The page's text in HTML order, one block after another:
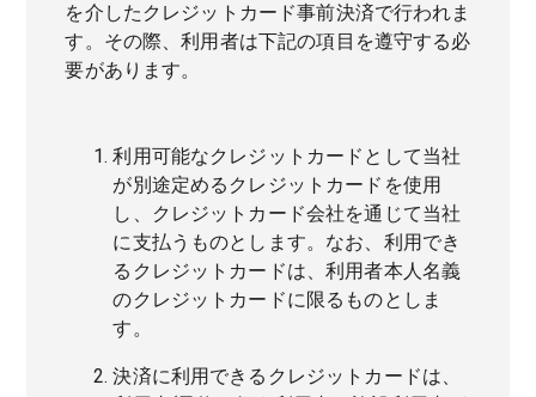
を介したクレジットカード事前決済で行われま
す。その際、利用者は下記の項目を遵守する必
要があります。
利用可能なクレジットカードとして当社
が別途定めるクレジットカードを使用
し、クレジットカード会社を通じて当社
に支払うものとします。なお、利用でき
るクレジットカードは、利用者本人名義
のクレジットカードに限るものとしま
す。
決済に利用できるクレジットカードは、